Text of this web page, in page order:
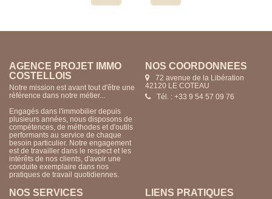
AGENCE PROJET IMMO
COSTELLOIS
Notre mission est avant tout d'être une
référence dans notre métier...
Engagés dans l'immobilier depuis
plusieurs années, nous disposons de
compétences, de méthodes et d'outils
performants au service de chaque
besoin particulier. Notre engagement
est de travailler dans le respect et les
intérêts de nos clients, d'avoir une
conduite exemplaire dans nos
pratiques de travail quotidiennes.
NOS COORDONNÉES
72 avenue de la Libération
42120 LE COTEAU
Tél. : +33 9 54 57 09 76
NOS SERVICES LIENS PRATIQUES